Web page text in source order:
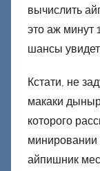
вычислить
это аж минут
шансы
Кстати, не
макаки
которого
минировании
айпишник